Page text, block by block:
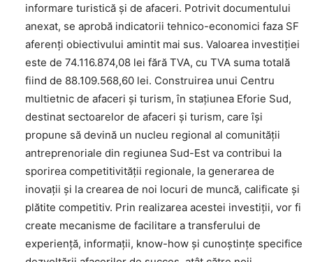
informare turistică și de afaceri. Potrivit documentului
anexat, se aprobă indicatorii tehnico-economici faza SF
aferenți obiectivului amintit mai sus. Valoarea investiției
este de 74.116.874,08 lei fără TVA, cu TVA suma totală
fiind de 88.109.568,60 lei. Construirea unui Centru
multietnic de afaceri și turism, în stațiunea Eforie Sud,
destinat sectoarelor de afaceri și turism, care își
propune să devină un nucleu regional al comunității
antreprenoriale din regiunea Sud-Est va contribui la
sporirea competitivității regionale, la generarea de
inovații și la crearea de noi locuri de muncă, calificate și
plătite competitiv. Prin realizarea acestei investiții, vor fi
create mecanisme de facilitare a transferului de
experiență, informații, know-how și cunoștințe specifice